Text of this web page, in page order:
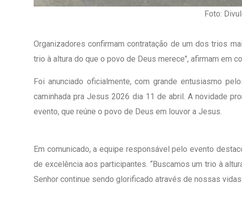
Foto:
Organizadores confirmam contratação de um dos trios
trio à altura do que o povo de Deus merece", afirmam em
Foi anunciado oficialmente, com grande entusiasmo
caminhada pra Jesus 2026 dia 11 de abril. A novidade
evento, que reúne o povo de Deus em louvor a Jesus.
Em comunicado, a equipe responsável pelo evento
de excelência aos participantes. “Buscamos um trio à
Senhor continue sendo glorificado através de nossas
1º Dia - São Pedro Do Bairro